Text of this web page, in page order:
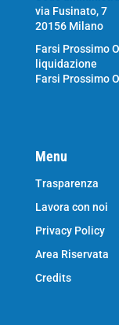
via Fusinato, 7
20156 Milano
Farsi Prossimo
liquidazione
Farsi Prossimo
Menu
Trasparenza
Lavora con noi
Privacy Policy
Area Riservata
Credits